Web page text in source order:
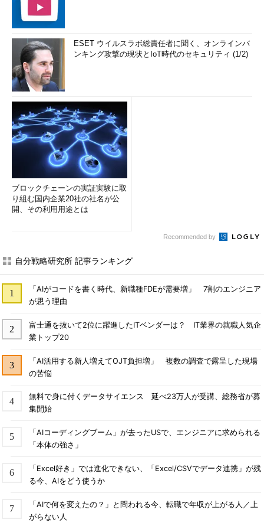
ESET ウイルスラボ総責任者に聞く、オンラインバ
ンキング攻撃の現状とIoT時代のセキュリティ (1/2)
ブロックチェーンの実証実験に取
り組む国内企業20社の社名が公
開、その利用用途とは
Recommended by
自分戦略研究所 記事ランキング
「AIがコードを書く時代、新職種FDEが需要増」 7割のエンジニア
が思う理由
富士通を抜いて2位に躍進したITベンダーは？ IT業界の就職人気企
業トップ20
「AI活用する新人増えてOJT負担増」 複数の調査で露呈した現場
の苦悩
無料で身に付くデータサイエンス 延べ23万人が受講、総務省が募
集開始
「AIコーディングブーム」が去ったUSで、エンジニアに求められる
「本体の強さ」
「Excel好き」では進化できない、「Excel/CSVでデータ連携」が残
る今、AIをどう使うか
「AIで何を変えたの？」と問われる今、転職で年収が上がる人／上
がらない人